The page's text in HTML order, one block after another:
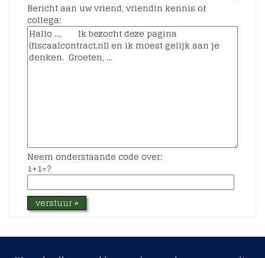
Bericht aan uw vriend, vriendin kennis of
collega:
Neem onderstaande code over:
1+1=?